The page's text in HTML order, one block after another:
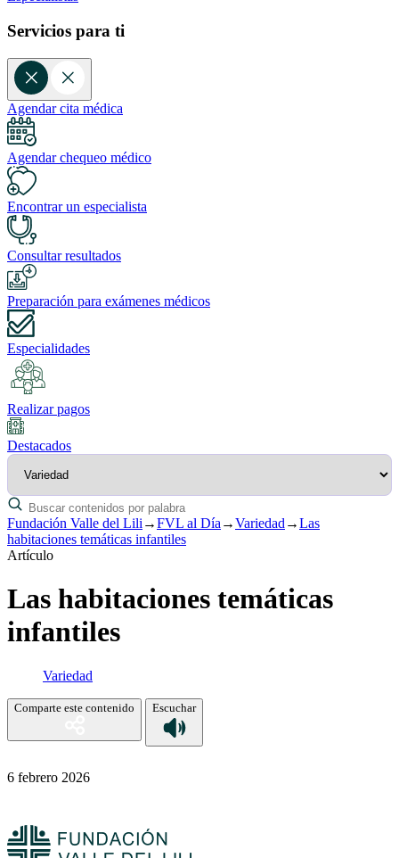
Servicios para ti
Agendar cita médica
Agendar chequeo médico
Encontrar un especialista
Consultar resultados
Preparación para exámenes médicos
Especialidades
Realizar pagos
Destacados
Fundación Valle del Lili →FVL al Día →Variedad →Las
habitaciones temáticas infantiles
Artículo
Las habitaciones temáticas
infantiles
Variedad
Comparte este contenido Escuchar
6 febrero 2026